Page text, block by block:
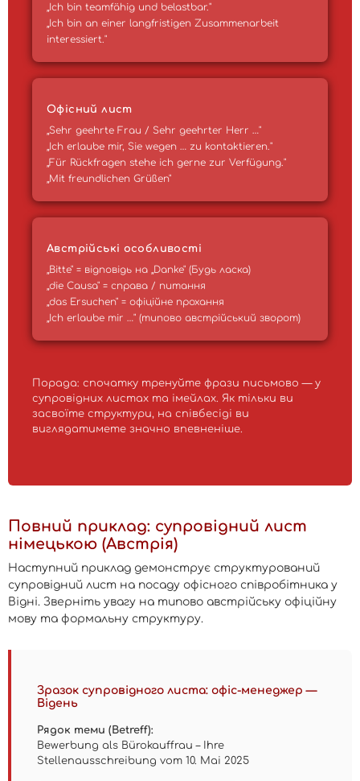
„Ich bin teamfähig und belastbar."
„Ich bin an einer langfristigen Zusammenarbeit
interessiert."
Офісний лист
„Sehr geehrte Frau / Sehr geehrter Herr …"
„Ich erlaube mir, Sie wegen … zu kontaktieren."
„Für Rückfragen stehe ich gerne zur Verfügung."
„Mit freundlichen Grüßen"
Австрійські особливості
„Bitte" = відповідь на „Danke" (Будь ласка)
„die Causa" = справа / питання
„das Ersuchen" = офіційне прохання
„Ich erlaube mir …" (типово австрійський зворот)
Порада: спочатку тренуйте фрази письмово — у
супровідних листах та імейлах. Як тільки ви
засвоїте структури, на співбесіді ви
виглядатимете значно впевненіше.
Повний приклад: супровідний лист
німецькою (Австрія)
Наступний приклад демонструє структурований
супровідний лист на посаду офісного співробітника у
Відні. Зверніть увагу на типово австрійську офіційну
мову та формальну структуру.
Зразок супровідного листа: офіс-менеджер —
Відень
Рядок теми (Betreff):
Bewerbung als Bürokauffrau – Ihre
Stellenausschreibung vom 10. Mai 2025